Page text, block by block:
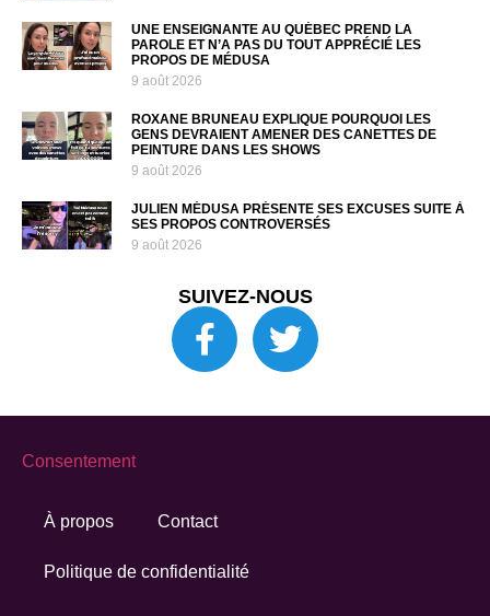
UNE ENSEIGNANTE AU QUÉBEC PREND LA
PAROLE ET N’A PAS DU TOUT APPRÉCIÉ LES
PROPOS DE MÉDUSA
9 août 2026
ROXANE BRUNEAU EXPLIQUE POURQUOI LES
GENS DEVRAIENT AMENER DES CANETTES DE
PEINTURE DANS LES SHOWS
9 août 2026
JULIEN MÉDUSA PRÉSENTE SES EXCUSES SUITE À
SES PROPOS CONTROVERSÉS
9 août 2026
SUIVEZ-NOUS
À propos Contact
Politique de confidentialité
Consentement